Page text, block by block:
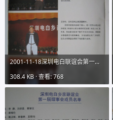
2001-11-18深圳电白联谊会第一期会刊图片01IMG_9731 (20).JPG
308.4 KB · 查看: 768